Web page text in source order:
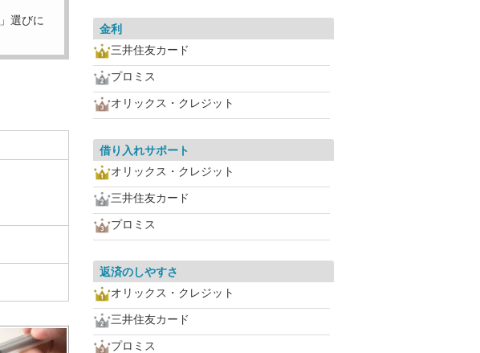
」選びに
金利
三井住友カード
プロミス
オリックス・クレジット
借り入れサポート
オリックス・クレジット
三井住友カード
プロミス
返済のしやすさ
オリックス・クレジット
三井住友カード
プロミス